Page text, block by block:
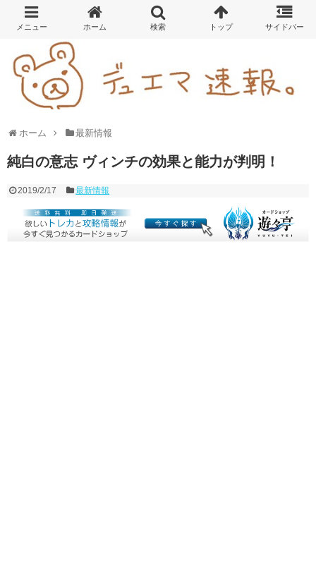
ホーム 最新情報
純白の意志 ヴィンチの効果と能力が判明！
2019/2/17 最新情報